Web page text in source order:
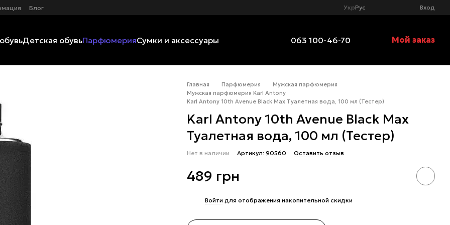
Блог УкрРус Вход
Детская обувьПарфюмерияСумки и аксессуары 063 100-46-70 Мой заказ
Главная Парфюмерия
Мужская парфюмерия
Мужская парфюмерия Karl Antony
Karl Antony 10th Avenue Black Max Туалетная вода, 100 мл (Тестер)
Karl Antony 10th Avenue Black Max
Туалетная вода, 100 мл (Тестер)
Нет в наличии Артикул: 90560 Оставить отзыв
489 грн
Войти для отображения накопительной скидки